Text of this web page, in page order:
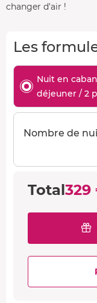
changer d'air !
Les
Nuit en
déjeuner / 2
Nombre de
Total329